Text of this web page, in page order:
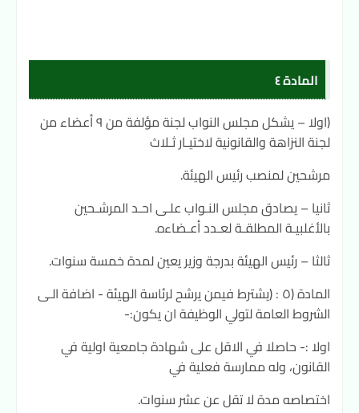
المادة ٤
(اولا – يشكل مجلس النواب لجنة مؤلفة من ٩ أعضاء من
لجنة النزاهة والقانونية لاختيـار ثـلاث
مرشحين لمنصب رئيس الهيئة.
ثانيا – يصادق مجلس النـواب علـى احـد المرشـحين
بالأغلبيـة المطلقـة لعـدد أعـضاءه.
ثالثا – رئيس الهيئة بدرجة وزير يعين لمدة خمسة سنوات.
المادة (٥ : (يشترط فيمن يرشح لرئاسة الهيئة - اضافة الـى
الشروط العامة لتولي الوظيفة ان يكون:-
اولا :- حاصلا في الاقل على شهادة جامعية اولية في
القانون، وله ممارسة فعلية في
اختصاصه مدة لا تقل عن عشر سنوات.